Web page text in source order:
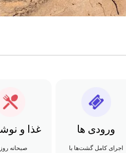
ورودی ها
اجرای کامل گشت‌ها با
غذا و
صبحانه